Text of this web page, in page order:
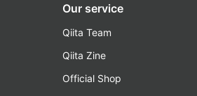
Our service
Qiita Team
Qiita Zine
Official Shop